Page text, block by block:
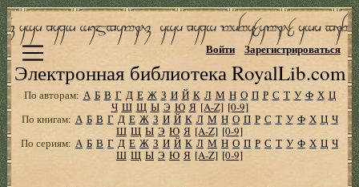
Электронная библиотека RoyalLib.com
Войти Зарегистрироваться
По авторам: А Б В Г Д Е Ж З И Й К Л М Н О П Р С Т У Ф Х Ц
Ч Ш Щ Ы Э Ю Я [A-Z] [0-9]
По книгам: А Б В Г Д Е Ж З И Й К Л М Н О П Р С Т У Ф Х Ц Ч
Ш Щ Ы Э Ю Я [A-Z] [0-9]
По сериям: А Б В Г Д Е Ж З И Й К Л М Н О П Р С Т У Ф Х Ц Ч
Ш Щ Ы Э Ю Я [A-Z] [0-9]